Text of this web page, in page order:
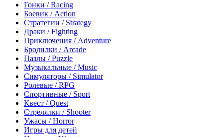
Гонки / Racing
Боевик / Action
Стратегии / Strategy
Драки / Fighting
Приключения / Adventure
Бродилки / Arcade
Пазлы / Puzzle
Музыкальные / Music
Симуляторы / Simulator
Ролевые / RPG
Спортивные / Sport
Квест / Quest
Стрелялки / Shooter
Ужасы / Horror
Игры для детей